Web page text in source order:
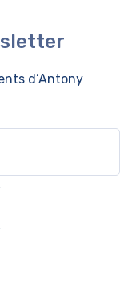
d’Antony